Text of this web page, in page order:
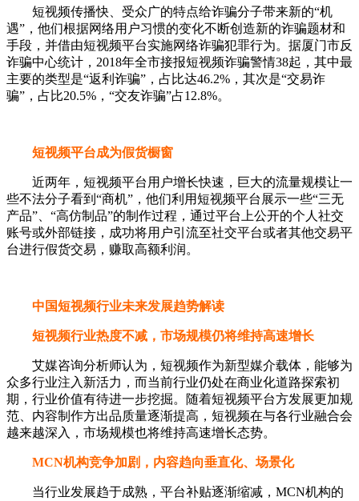
短视频传播快、受众广的特点给诈骗分子带来新的“机
遇”，他们根据网络用户习惯的变化不断创造新的诈骗题材和
手段，并借由短视频平台实施网络诈骗犯罪行为。据厦门市反
诈骗中心统计，2018年全市接报短视频诈骗警情38起，其中最
主要的类型是“返利诈骗”，占比达46.2%，其次是“交易诈
骗”，占比20.5%，“交友诈骗”占12.8%。
短视频平台成为假货橱窗
近两年，短视频平台用户增长快速，巨大的流量规模让一
些不法分子看到“商机”，他们利用短视频平台展示一些“三无
产品”、“高仿制品”的制作过程，通过平台上公开的个人社交
账号或外部链接，成功将用户引流至社交平台或者其他交易平
台进行假货交易，赚取高额利润。
中国短视频行业未来发展趋势解读
短视频行业热度不减，市场规模仍将维持高速增长
艾媒咨询分析师认为，短视频作为新型媒介载体，能够为
众多行业注入新活力，而当前行业仍处在商业化道路探索初
期，行业价值有待进一步挖掘。随着短视频平台方发展更加规
范、内容制作方出品质量逐渐提高，短视频在与各行业融合会
越来越深入，市场规模也将维持高速增长态势。
MCN机构竞争加剧，内容趋向垂直化、场景化
当行业发展趋于成熟，平台补贴逐渐缩减，MCN机构的